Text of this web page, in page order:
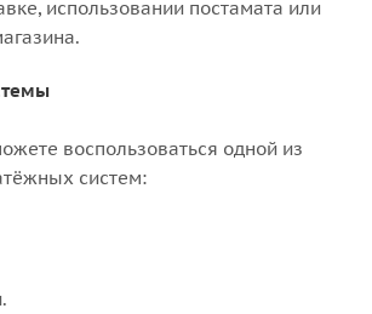
использовании постамата или
воспользоваться одной из
систем: